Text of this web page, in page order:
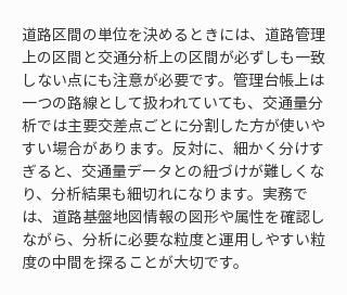
道路区間の単位を決めるときには、道路管理
上の区間と交通分析上の区間が必ずしも一致
しない点にも注意が必要です。管理台帳上は
一つの路線として扱われていても、交通量分
析では主要交差点ごとに分割した方が使いや
すい場合があります。反対に、細かく分けす
ぎると、交通量データとの紐づけが難しくな
り、分析結果も細切れになります。実務で
は、道路基盤地図情報の図形や属性を確認し
ながら、分析に必要な粒度と運用しやすい粒
度の中間を探ることが大切です。